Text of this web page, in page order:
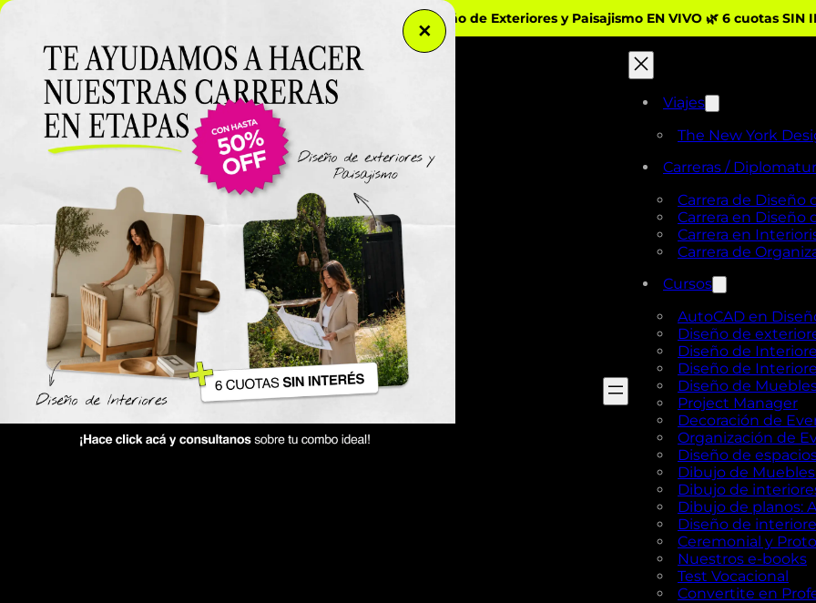
NUEVO LANZAMIENTO: Curso de Diseño de Exteriores y Paisajismo EN VIVO 🌿 6 cuotas SIN
Viajes
The New York
Carreras /
Carrera de Diseño
Carrera en Diseño
Carrera en
Carrera de
Cursos
AutoCAD en
Diseño de
Diseño de
Diseño de
Diseño de
Project Manager
Decoración de
Organización de
Diseño de
Dibujo de Muebles
Dibujo de
Dibujo de planos:
Diseño de
Ceremonial y
Nuestros e-books
Test Vocacional
Convertite en
✕